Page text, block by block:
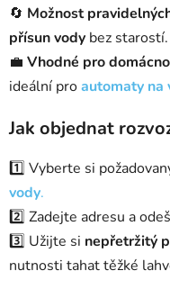
🔄 Možnost
přísun vody bez starostí.
💼 Vhodné pro
ideální proautomaty na
Jak objednat
1️⃣ Vyberte si
vody.
2️⃣ Zadejte adresu a
3️⃣ Užijte si nepřetržitý
nutnosti tahat těžké